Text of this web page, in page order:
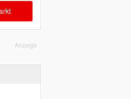
Anzeige